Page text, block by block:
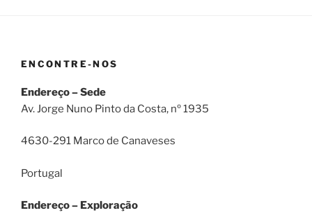
ENCONTRE-NOS
Endereço – Sede
Av. Jorge Nuno Pinto da Costa, nº 1935
4630-291 Marco de Canaveses
Portugal
Endereço – Exploração